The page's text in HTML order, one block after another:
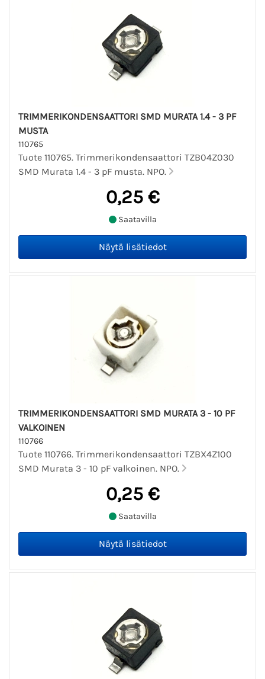
TRIMMERIKONDENSAATTORI SMD MURATA 1.4 - 3 PF
MUSTA
110765
Tuote 110765. Trimmerikondensaattori TZB04Z030
SMD Murata 1.4 - 3 pF musta. NPO.
0,25 €
Saatavilla
TRIMMERIKONDENSAATTORI SMD MURATA 3 - 10 PF
VALKOINEN
110766
Tuote 110766. Trimmerikondensaattori TZBX4Z100
SMD Murata 3 - 10 pF valkoinen. NPO.
0,25 €
Saatavilla